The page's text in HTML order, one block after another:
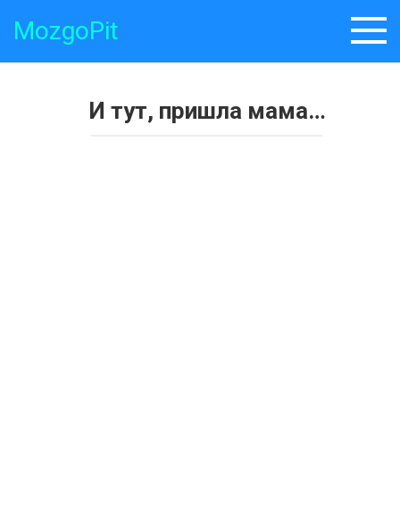
MozgoPit
И тут, пришла мама…